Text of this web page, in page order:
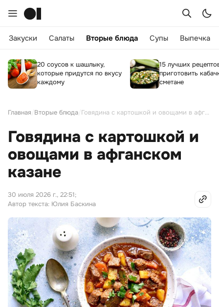
Закуски Салаты Вторые блюда Супы Выпечка
20 соусов к шашлыку,
которые придутся по вкусу
каждому
15 лучших
приготовить
сметане
Главная Вторые блюда Говядина с картошкой и овощами в афганском казане
Говядина с картошкой и
овощами в афганском
казане
30 июля 2026 г., 22:51;
Автор текста: Юлия Баскина